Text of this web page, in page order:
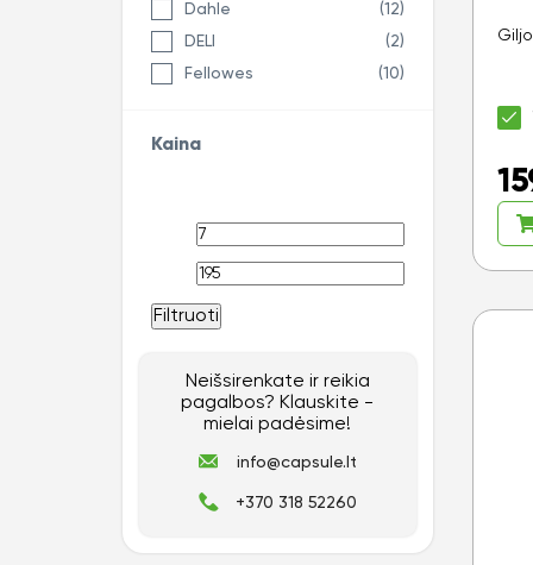
Dahle
(12)
DELI
(2)
Fellowes
(10)
Kaina
Filtruoti
Neišsirenkate ir reikia
pagalbos? Klauskite -
mielai padėsime!
info@capsule.lt
+370 318 52260